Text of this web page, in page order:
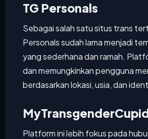
TG Personals
Sebagai salah satu situs trans
Personals sudah lama menjadi
yang sederhana dan ramah.
dan memungkinkan pengguna
berdasarkan lokasi, usia, dan
Platform ini lebih fokus pada